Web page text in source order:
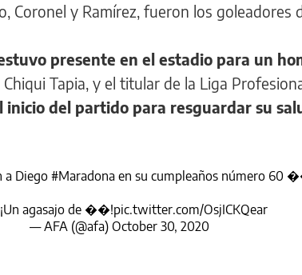
Coronel y Ramírez, fueron los goleadores
presente en el estadio para un
Tapia, y el titular de la Liga
inicio del partido para resguardar su
a Diego#Maradona en su cumpleaños número 60
agasajo de ��!pic.twitter.com/OsjICKQear
— AFA (@afa) October 30, 2020